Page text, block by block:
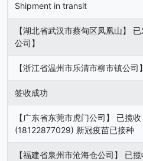
Shipment in transit
【湖北省武汉市蔡甸区凤凰山】
公司】
【浙江省温州市乐清市柳市镇公司
签收成功
【广东省东莞市虎门公司】 已揽
(18122877029) 新冠疫苗已接种
【福建省泉州市沧海仓公司】 已